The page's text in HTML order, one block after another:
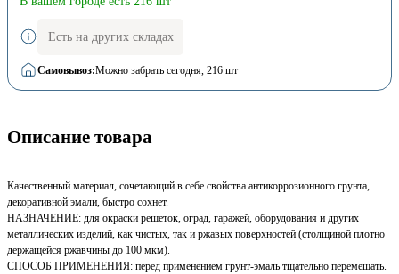
Есть на других складах
Самовывоз:Можно забрать сегодня, 216 шт
Описание товара
Качественный материал, сочетающий в себе свойства антикоррозионного грунта,
декоративной эмали, быстро сохнет.
НАЗНАЧЕНИЕ: для окраски решеток, оград, гаражей, оборудования и других
металлических изделий, как чистых, так и ржавых поверхностей (столщиной плотно
держащейся ржавчины до 100 мкм).
СПОСОБ ПРИМЕНЕНИЯ: перед применением грунт-эмаль тщательно перемешать.